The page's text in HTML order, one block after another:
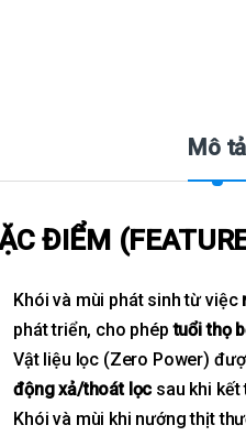
Mô tả
ĐIỂM
Khói và mùi phát sinh từ việc
phát triển, cho phéptuổi thọ
Vật liệu lọc (Zero Power)
động xả/thoát lọc sau khi kết
Khói và mùi khi nướng thịt